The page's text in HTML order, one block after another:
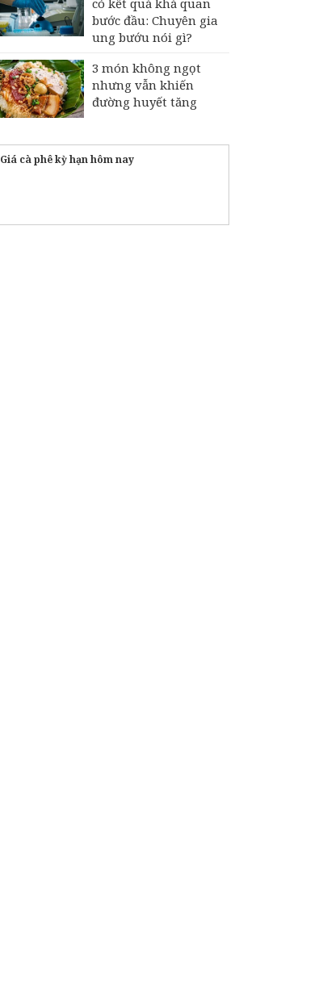
có kết quả khả quan
bước đầu: Chuyên gia
ung bướu nói gì?
3 món không ngọt
nhưng vẫn khiến
đường huyết tăng
Giá cà phê kỳ hạn hôm nay